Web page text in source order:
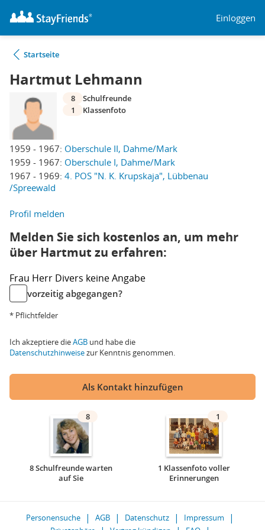
Einloggen
Startseite
Hartmut Lehmann
1959 - 1967: Oberschule II, Dahme/Mark
1959 - 1967: Oberschule I, Dahme/Mark
1967 - 1969: 4. POS "N. K. Krupskaja", Lübbenau
/Spreewald
8
Schulfreunde
1
Klassenfoto
Profil melden
Melden Sie sich kostenlos an, um mehr
über Hartmut zu erfahren:
Frau Herr Divers keine Angabe
vorzeitig abgegangen?
* Pflichtfelder
Ich akzeptiere dieAGB und habe die
Datenschutzhinweisezur Kenntnis genommen.
Als Kontakt hinzufügen
8
8 Schulfreunde warten
auf Sie
1
1 Klassenfoto voller
Erinnerungen
Personensuche AGB Datenschutz
Impressum